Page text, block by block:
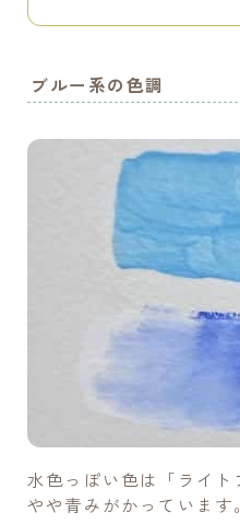
ブルー系の色調
水色っぽい色は「ライ
やや青みがかっています。